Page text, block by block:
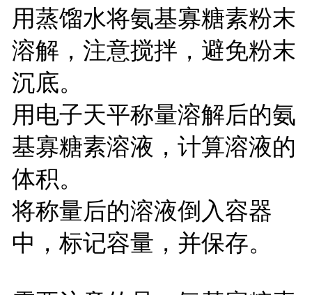
用蒸馏水将氨基寡糖素粉末
溶解，注意搅拌，避免粉末
沉底。
用电子天平称量溶解后的氨
基寡糖素溶液，计算溶液的
体积。
将称量后的溶液倒入容器
中，标记容量，并保存。